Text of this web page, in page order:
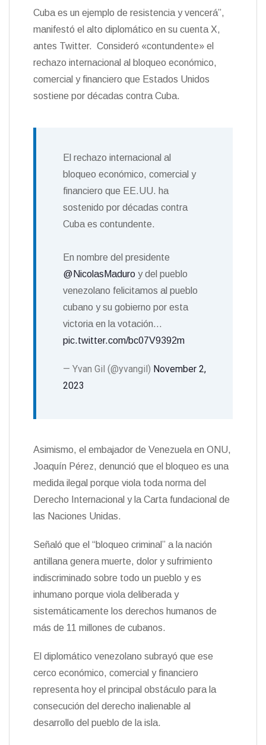
Cuba es un ejemplo de resistencia y vencerá”,
manifestó el alto diplomático en su cuenta X,
antes Twitter. Consideró «contundente» el
rechazo internacional al bloqueo económico,
comercial y financiero que Estados Unidos
sostiene por décadas contra Cuba.
El rechazo internacional al
bloqueo económico, comercial y
financiero que EE.UU. ha
sostenido por décadas contra
Cuba es contundente.
En nombre del presidente
@NicolasMaduro y del pueblo
venezolano felicitamos al pueblo
cubano y su gobierno por esta
victoria en la votación…
pic.twitter.com/bc07V9392m
— Yvan Gil (@yvangil) November 2,
2023
Asimismo, el embajador de Venezuela en ONU,
Joaquín Pérez, denunció que el bloqueo es una
medida ilegal porque viola toda norma del
Derecho Internacional y la Carta fundacional de
las Naciones Unidas.
Señaló que el “bloqueo criminal” a la nación
antillana genera muerte, dolor y sufrimiento
indiscriminado sobre todo un pueblo y es
inhumano porque viola deliberada y
sistemáticamente los derechos humanos de
más de 11 millones de cubanos.
El diplomático venezolano subrayó que ese
cerco económico, comercial y financiero
representa hoy el principal obstáculo para la
consecución del derecho inalienable al
desarrollo del pueblo de la isla.